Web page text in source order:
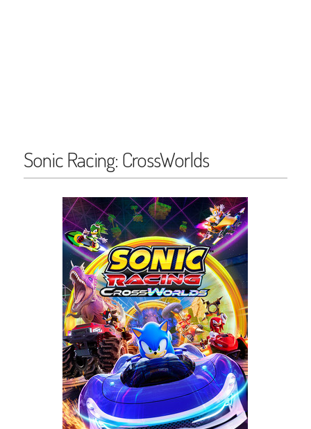
Sonic Racing: CrossWorlds